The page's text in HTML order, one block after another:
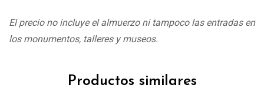
El precio no incluye el almuerzo ni tampoco las entradas en
los monumentos, talleres y museos.
Productos similares